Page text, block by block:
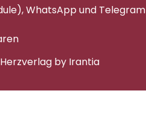
WhatsApp und
by Irantia